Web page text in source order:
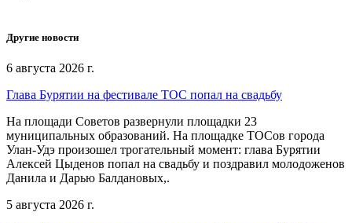
Другие новости
6 августа 2026 г.
Глава Бурятии на фестивале ТОС попал на свадьбу
На площади Советов развернули площадки 23
муниципальных образований. На площадке ТОСов города
Улан-Удэ произошел трогательный момент: глава Бурятии
Алексей Цыденов попал на свадьбу и поздравил молодоженов
Данила и Дарью Балдановых,.
5 августа 2026 г.